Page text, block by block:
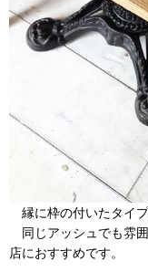
縁に枠の付いたタイ
同じアッシュでも雰
店におすすめです。